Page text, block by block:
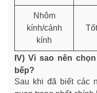
Nhôm
kính/cánh
kính
Tốt
IV) Vì sao nên
bếp?
Sau khi đã biết các